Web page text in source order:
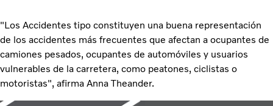
"Los Accidentes tipo constituyen una buena representación
de los accidentes más frecuentes que afectan a ocupantes de
camiones pesados, ocupantes de automóviles y usuarios
vulnerables de la carretera, como peatones, ciclistas o
motoristas", afirma Anna Theander.